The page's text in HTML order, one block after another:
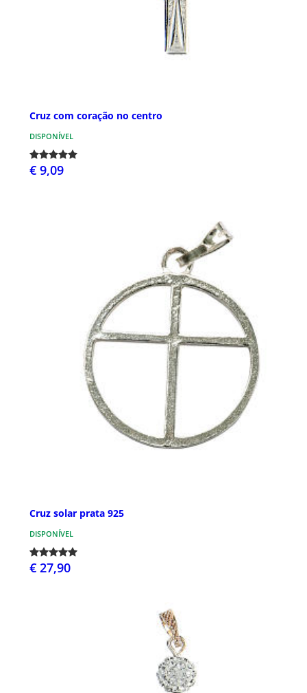
Cruz com coração no centro
DISPONÍVEL
€ 9,09
Cruz solar prata 925
DISPONÍVEL
€ 27,90